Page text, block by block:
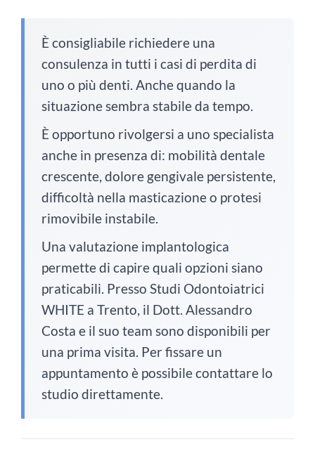
È consigliabile richiedere una
consulenza in tutti i casi di perdita di
uno o più denti. Anche quando la
situazione sembra stabile da tempo.
È opportuno rivolgersi a uno specialista
anche in presenza di: mobilità dentale
crescente, dolore gengivale persistente,
difficoltà nella masticazione o protesi
rimovibile instabile.
Una valutazione implantologica
permette di capire quali opzioni siano
praticabili. Presso Studi Odontoiatrici
WHITE a Trento, il Dott. Alessandro
Costa e il suo team sono disponibili per
una prima visita. Per fissare un
appuntamento è possibile contattare lo
studio direttamente.